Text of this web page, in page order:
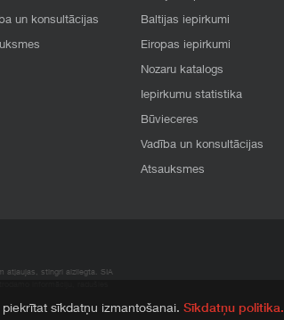
un konsultācijas Baltijas iepirkumi
Eiropas iepirkumi
Nozaru katalogs
Iepirkumu statistika
Būvieceres
Vadība un konsultācijas
Atsauksmes
atļaujas, stingri aizliegta. SIA
sīkdatņu izmantošanai. Sīkdatņu politika.